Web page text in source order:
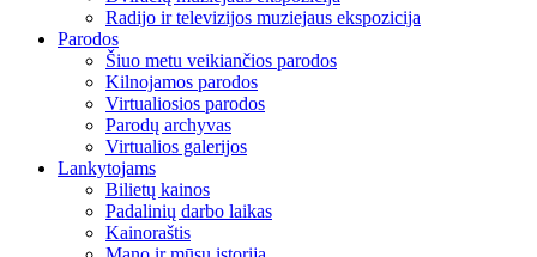
Radijo ir televizijos muziejaus ekspozicija
Parodos
Šiuo metu veikiančios parodos
Kilnojamos parodos
Virtualiosios parodos
Parodų archyvas
Virtualios galerijos
Lankytojams
Bilietų kainos
Padalinių darbo laikas
Kainoraštis